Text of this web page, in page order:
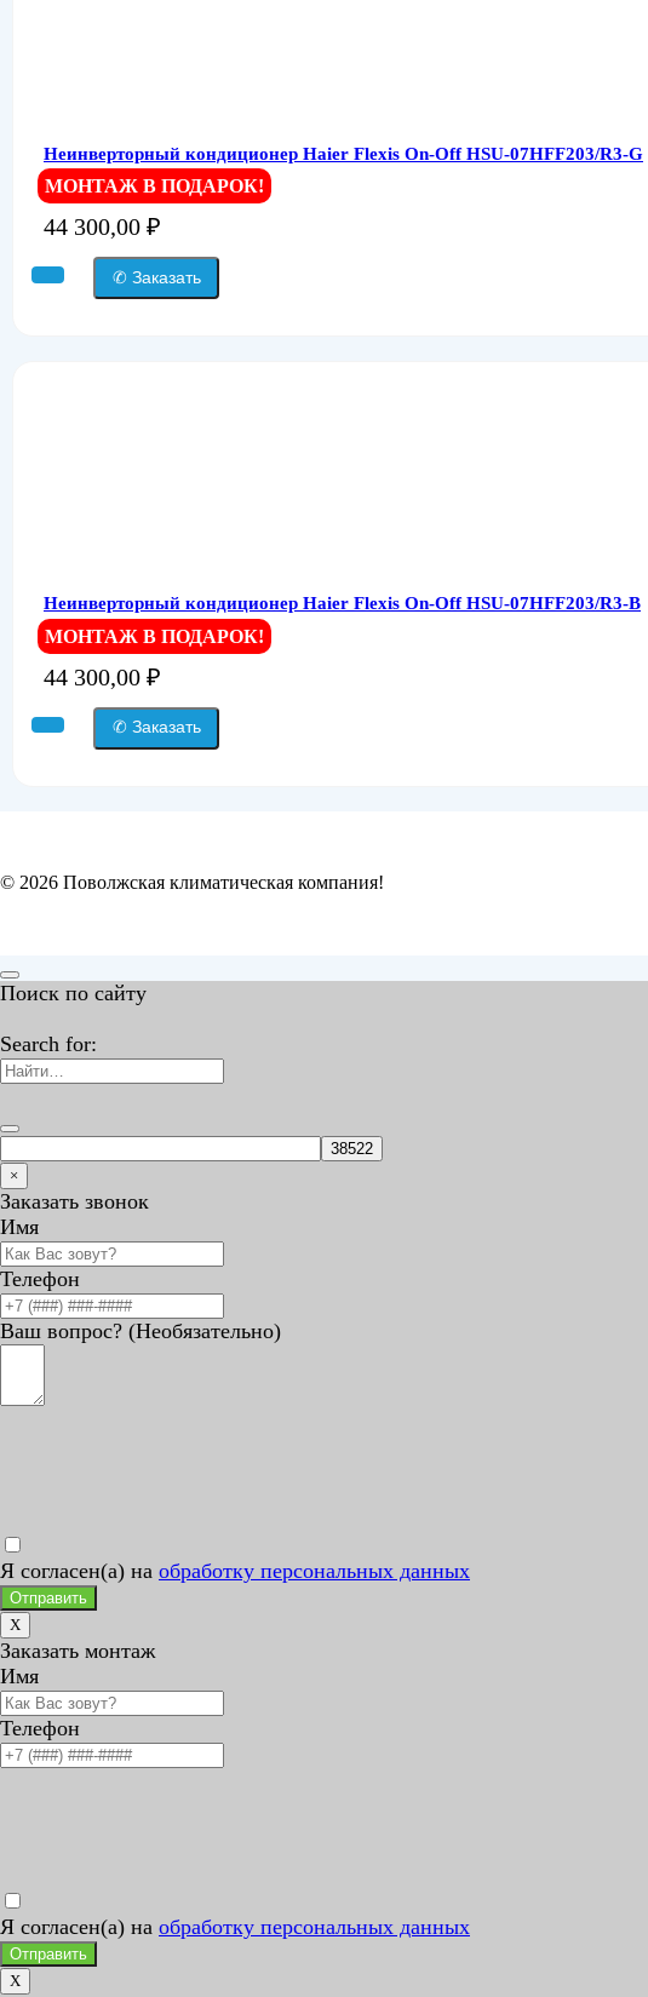
Неинверторный кондиционер Haier Flexis On-Off HSU-07HFF203/R3-G
МОНТАЖ В ПОДАРОК!
44 300,00 ₽
✆ Заказать
Неинверторный кондиционер Haier Flexis On-Off HSU-07HFF203/R3-B
МОНТАЖ В ПОДАРОК!
44 300,00 ₽
✆ Заказать
© 2026 Поволжская климатическая компания!
Поиск по сайту
Search for:
×
Заказать звонок
Имя
Телефон
Ваш вопрос? (Необязательно)
Я согласен(а) на обработку персональных данных
Отправить
X
Заказать монтаж
Имя
Телефон
Я согласен(а) на обработку персональных данных
Отправить
X